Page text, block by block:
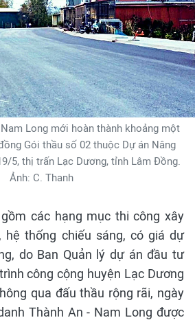
Long mới hoàn thành khoảng một
Gói thầu số 02 thuộc Dự án Nâng
5, thị trấn Lạc Dương, tỉnh Lâm Đồng.
Ảnh: C. Thanh
các hạng mục thi công xây
hệ thống chiếu sáng, có giá dự
do Ban Quản lý dự án đầu tư
công cộng huyện Lạc Dương
qua đấu thầu rộng rãi, ngày
Thành An - Nam Long được